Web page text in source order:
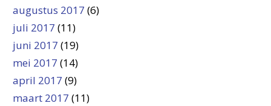
augustus 2017 (6)
juli 2017 (11)
juni 2017 (19)
mei 2017 (14)
april 2017 (9)
maart 2017 (11)